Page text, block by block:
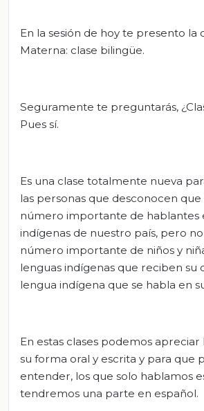
En la sesión de hoy te presento la
Materna: clase bilingüe.
Seguramente te preguntarás,
Pues sí.
Es una clase totalmente nueva
las personas que desconocen
número importante de hablantes
indígenas de nuestro país, pero
número importante de niños y
lenguas indígenas que reciben su
lengua indígena que se habla en
En estas clases podemos apreciar
su forma oral y escrita y para que
entender, los que solo hablamos
tendremos una parte en español.